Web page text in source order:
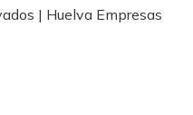
| Huelva Empresas